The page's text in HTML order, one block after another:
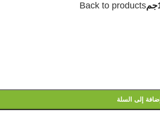
Back to products
إضافة إلى السلة